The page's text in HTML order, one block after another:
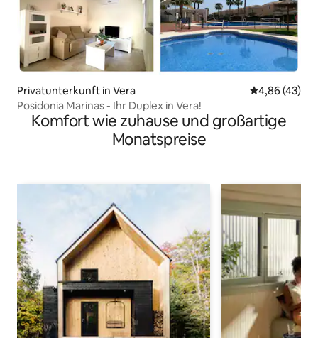
Privatunterkunft in Vera
4,86 (43)
Posidonia Marinas - Ihr Duplex in Vera!
Komfort wie zuhause und großartige
Monatspreise